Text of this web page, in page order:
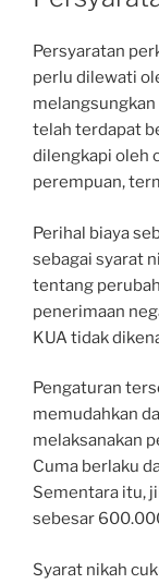
Persyaratan
perlu dilewati
telah terdapat
dilengkapi oleh
perempuan,
Perihal biaya
sebagai syarat
tentang
penerimaan
KUA tidak
Pengaturan
memudahkan
melaksanakan
Cuma berlaku
Sementara itu,
sebesar
Syarat nikah